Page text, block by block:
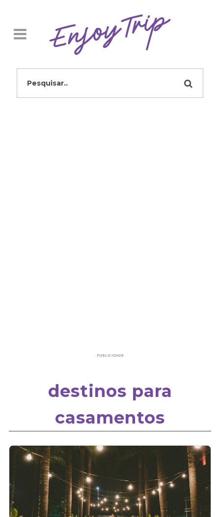
PUBLICIDADE
destinos para
casamentos